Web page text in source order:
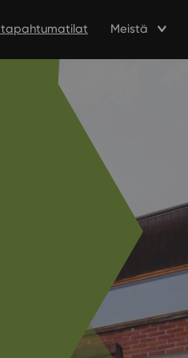
Meistä